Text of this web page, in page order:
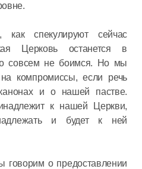
спекулируют сейчас
Церковь останется в
совсем не боимся. Но мы
компромиссы, если речь
и о нашей пастве.
к нашей Церкви,
и будет к ней
говорим о предоставлении